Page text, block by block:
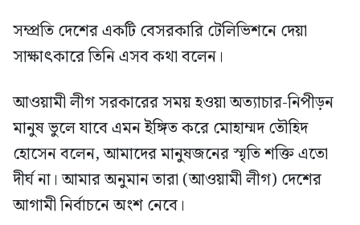
সম্প্রতি দেশের একটি বেসরকারি টেলিভিশনে দেয়া
সাক্ষাৎকারে তিনি এসব কথা বলেন।
আওয়ামী লীগ সরকারের সময় হওয়া অত্যাচার-নিপীড়ন
মানুষ ভুলে যাবে এমন ইঙ্গিত করে মোহাম্মদ তৌহিদ
হোসেন বলেন, আমাদের মানুষজনের স্মৃতি শক্তি এতো
দীর্ঘ না। আমার অনুমান তারা (আওয়ামী লীগ) দেশের
আগামী নির্বাচনে অংশ নেবে।